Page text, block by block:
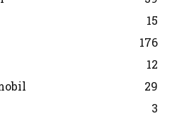
15
176
12
29
3